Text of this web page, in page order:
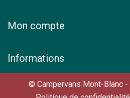
Mon compte
Informations
© Campervans Mont-Blanc -